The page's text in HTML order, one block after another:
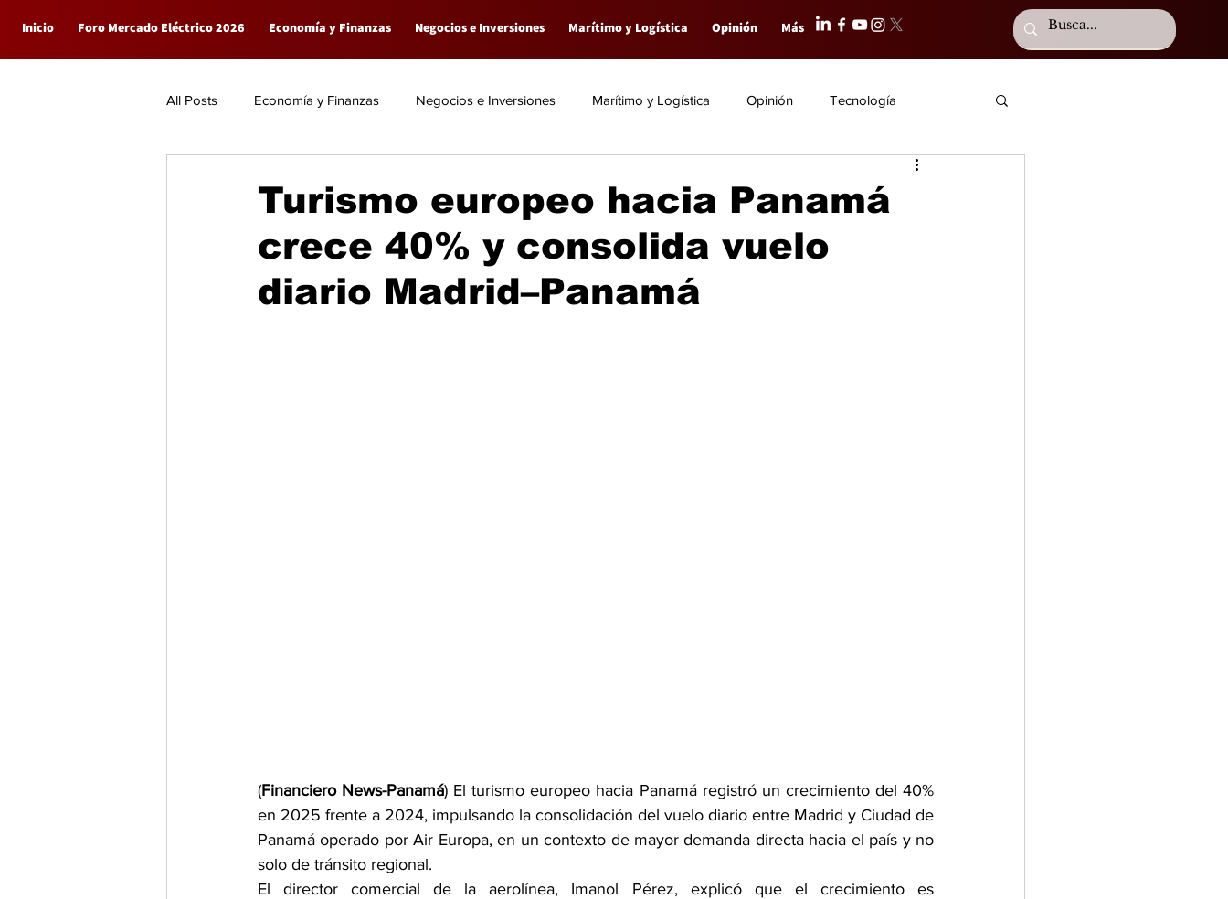
Inicio Foro Mercado Eléctrico 2026 Economía y Finanzas Negocios e Inversiones Marítimo y Logística Opinión Más
All Posts Economía y Finanzas Negocios e Inversiones Marítimo y Logística Opinión Tecnología
Turismo europeo hacia Panamá
crece 40% y consolida vuelo
diario Madrid–Panamá
(Financiero News-Panamá) El turismo europeo hacia Panamá registró un crecimiento del 40%
en 2025 frente a 2024, impulsando la consolidación del vuelo diario entre Madrid y Ciudad de
Panamá operado por Air Europa, en un contexto de mayor demanda directa hacia el país y no
solo de tránsito regional.
El director comercial de la aerolínea, Imanol Pérez, explicó que el crecimiento es